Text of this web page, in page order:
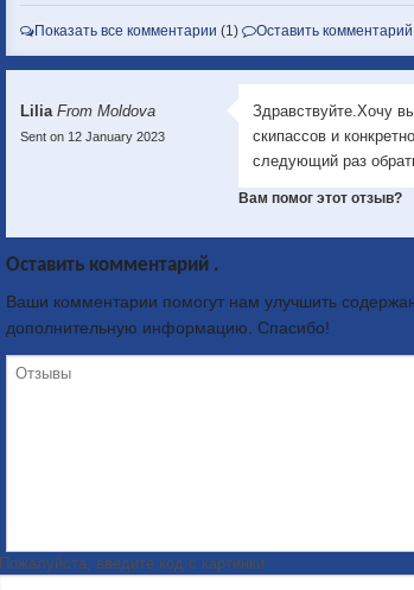
Показать все комментарии (1) Оставить комментарий
Lilia From Moldova
Sent on 12 January 2023
Здравствуйте.Хочу
скипассов и
следующий раз
Вам помог этот отзыв?
Оставить комментарий .
Ваши комментарии помогут нам улучшить
дополнительную информацию. Спасибо!
Пожалуйста, введите код с картинки